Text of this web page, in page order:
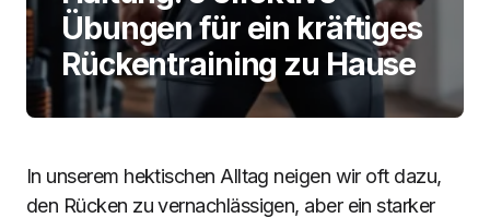
Übungen für ein kräftiges
Rückentraining zu Hause
In unserem hektischen Alltag neigen wir oft dazu,
den Rücken zu vernachlässigen, aber ein starker